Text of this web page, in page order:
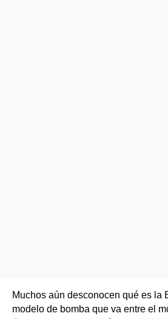
Muchos aún desconocen qué es la
modelo de bomba que va entre el